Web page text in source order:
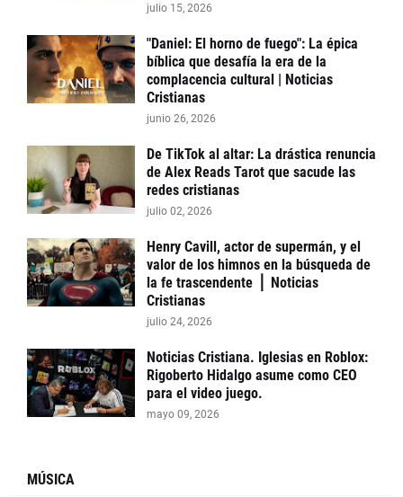
julio 15, 2026
"Daniel: El horno de fuego": La épica
bíblica que desafía la era de la
complacencia cultural | Noticias
Cristianas
junio 26, 2026
De TikTok al altar: La drástica renuncia
de Alex Reads Tarot que sacude las
redes cristianas
julio 02, 2026
Henry Cavill, actor de supermán, y el
valor de los himnos en la búsqueda de
la fe trascendente ⎪ Noticias
Cristianas
julio 24, 2026
Noticias Cristiana. Iglesias en Roblox:
Rigoberto Hidalgo asume como CEO
para el video juego.
mayo 09, 2026
MÚSICA